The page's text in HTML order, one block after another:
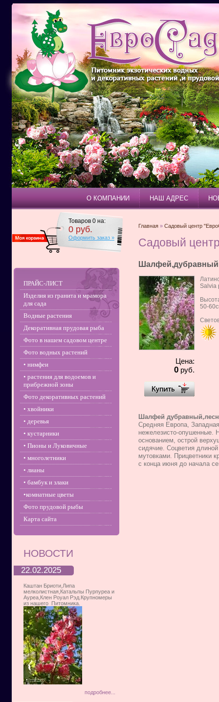
О КОМПАНИИ НАШ АДРЕС
Товаров 0 на:
0 руб.
Оформить заказ »
ПРАЙС-ЛИСТ
Изделия из гранита и мрамора
для сада
Водные растения
Декоративная прудовая рыба
Фото в нашем садовом центре
Фото водных растений
• нимфеи
• растения для водоемов и
прибрежной зоны
Фото декоративных растений
• хвойники
• деревья
• кустарники
• Пионы и Луковичные
• многолетники
• лианы
• бамбук и злаки
•комнатные цветы
Фото прудовой рыбы
Карта сайта
НОВОСТИ
22.02.2025
Каштан Бриоти,Липа
мелколистная,Катальпы Пурпуреа и
Ауреа,Клен Роуал Рэд.Крупномеры
из нашего Питомника.
подробнее...
Главная » Садовый центр
Садовый
Шалфей,дубравный
Цена:
0 руб.
Salvia
50-
Шалфей
Средняя Европа,
нежелезисто-опушенные.
основанием, острой
сидячие. Соцветия
мутовками. Прицветники
с конца июня до начала